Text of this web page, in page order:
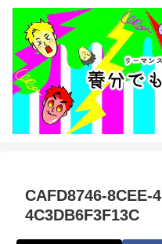
CAFD8746-8CEE-
4C3DB6F3F13C